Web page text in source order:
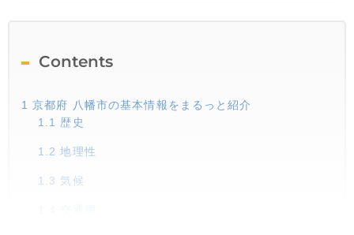
Contents
1 京都府 八幡市の基本情報をまるっと紹介
1.1
歴史
1.2 地理性
1.3 気候